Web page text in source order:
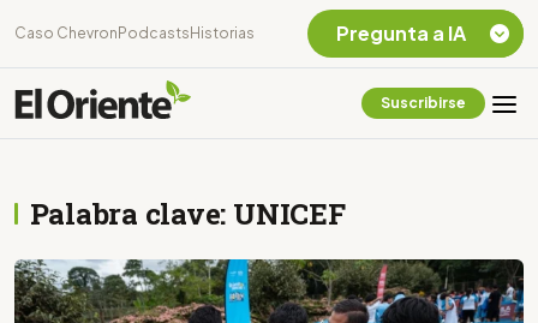
Caso Chevron Podcasts Historias
Suscribirse
Palabra clave: UNICEF
Pregunta a IA
Amazonia Ecuatoriana
¿En que consiste la
tasa minera que rige en